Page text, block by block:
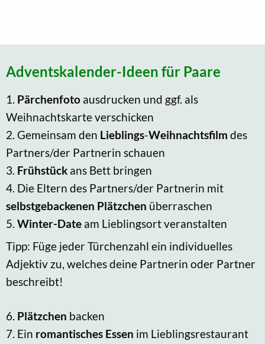
Adventskalender-Ideen für Paare
1. Pärchenfoto ausdrucken und ggf. als
Weihnachtskarte verschicken
2. Gemeinsam den Lieblings-Weihnachtsfilm des
Partners/der Partnerin schauen
3. Frühstück ans Bett bringen
4. Die Eltern des Partners/der Partnerin mit
selbstgebackenen Plätzchen überraschen
5. Winter-Date am Lieblingsort veranstalten
Tipp: Füge jeder Türchenzahl ein individuelles
Adjektiv zu, welches deine Partnerin oder Partner
beschreibt!
6. Plätzchen backen
7. Ein romantisches Essen im Lieblingsrestaurant